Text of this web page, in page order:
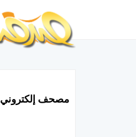
مصحف إلكتروني